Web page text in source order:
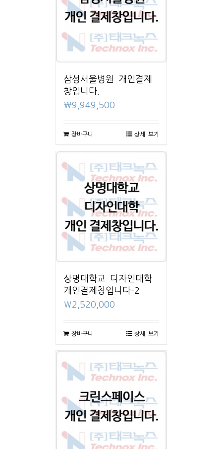
삼성서울병원 개인결제
창입니다.
₩9,949,500
장바구니 상세 보기
상명대학교 디자인대학
개인결제창입니다-2
₩2,520,000
장바구니 상세 보기